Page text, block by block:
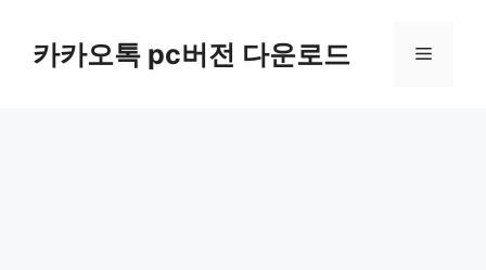
카카오톡 pc버전 다운로드 메